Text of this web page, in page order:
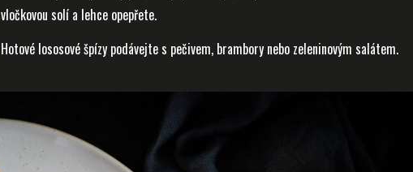
vločkovou solí a lehce opepřete.
Hotové lososové špízy podávejte s pečivem, brambory nebo zeleninovým salátem.